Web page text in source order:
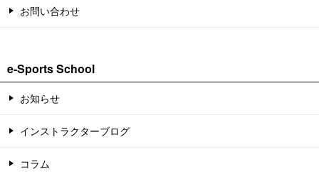
お問い合わせ
e-Sports School
お知らせ
インストラクターブログ
コラム